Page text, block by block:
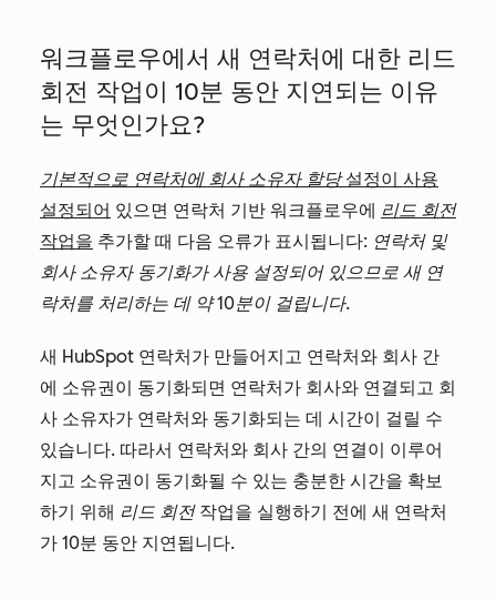
워크플로우에서 새 연락처에 대한 리드
회전 작업이 10분 동안 지연되는 이유
는 무엇인가요?
기본적으로 연락처에 회사 소유자 할당설정이 사용
설정되어 있으면 연락처 기반 워크플로우에 리드 회전
작업을 추가할 때 다음 오류가 표시됩니다: 연락처 및
회사 소유자 동기화가 사용 설정되어 있으므로 새 연
락처를 처리하는 데 약 10분이 걸립니다.
새 HubSpot 연락처가 만들어지고 연락처와 회사 간
에 소유권이 동기화되면 연락처가 회사와 연결되고 회
사 소유자가 연락처와 동기화되는 데 시간이 걸릴 수
있습니다. 따라서 연락처와 회사 간의 연결이 이루어
지고 소유권이 동기화될 수 있는 충분한 시간을 확보
하기 위해 리드 회전작업을 실행하기 전에 새 연락처
가 10분 동안 지연됩니다.